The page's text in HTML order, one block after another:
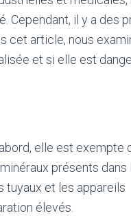
Cependant, il y a des
cet article, nous
et si elle est
elle est exempte
présents dans
tuyaux et les appareils
élevés.